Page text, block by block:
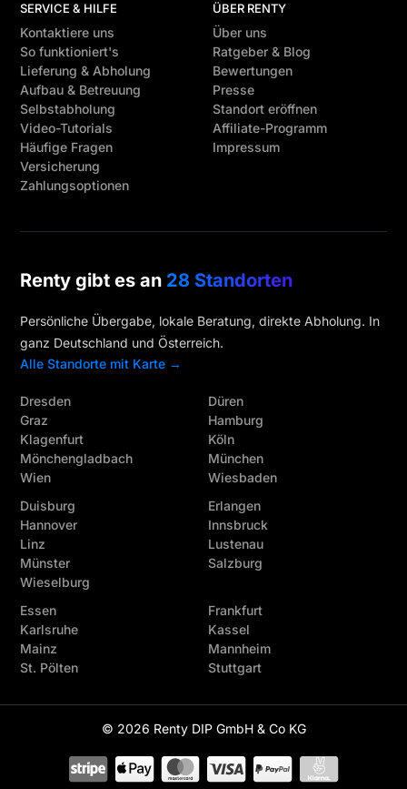
SERVICE & HILFE
Kontaktiere uns
So funktioniert's
Lieferung & Abholung
Aufbau & Betreuung
Selbstabholung
Video-Tutorials
Häufige Fragen
Versicherung
Zahlungsoptionen
ÜBER RENTY
Über uns
Ratgeber & Blog
Bewertungen
Presse
Standort eröffnen
Affiliate-Programm
Impressum
Renty gibt es an 28 Standorten
Persönliche Übergabe, lokale Beratung, direkte Abholung. In
ganz Deutschland und Österreich.
Alle Standorte mit Karte →
Dresden
Graz
Klagenfurt
Mönchengladbach
Wien
Düren
Hamburg
Köln
München
Wiesbaden
Duisburg
Hannover
Linz
Münster
Wieselburg
Erlangen
Innsbruck
Lustenau
Salzburg
Essen
Karlsruhe
Mainz
St. Pölten
Frankfurt
Kassel
Mannheim
Stuttgart
© 2026 Renty DIP GmbH & Co KG